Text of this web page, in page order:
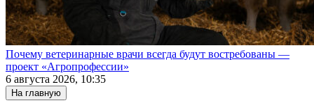
Почему ветеринарные врачи всегда будут востребованы —
проект «Агропрофессии»
6 августа 2026, 10:35
На главную